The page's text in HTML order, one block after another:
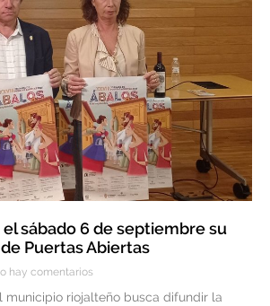
sábado 6 de septiembre su
Puertas Abiertas
hay comentarios
municipio riojalteño busca difundir la